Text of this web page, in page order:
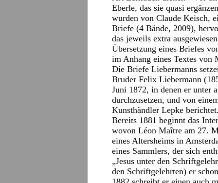
Eberle, das sie quasi
wurden von Claude Keisch,
Briefe (4 Bände, 2009),
das jeweils extra
Übersetzung eines Briefes
im Anhang eines Textes von
Die Briefe Liebermanns
Bruder Felix Liebermann
Juni 1872, in denen er unter
durchzusetzen, und von
Kunsthändler Lepke
Bereits 1881 beginnt das
wovon Léon Maître am 27.
eines Altersheims in
eines Sammlers, der sich
„Jesus unter den
den Schriftgelehrten) er